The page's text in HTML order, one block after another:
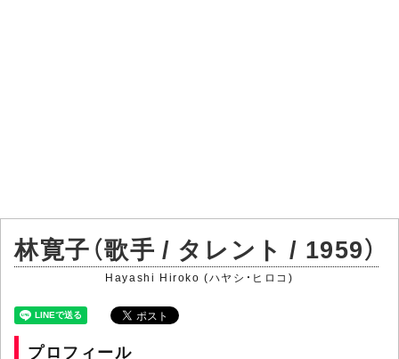
林寛子（歌手 / タレント / 1959）
Hayashi Hiroko (ハヤシ・ヒロコ)
プロフィール